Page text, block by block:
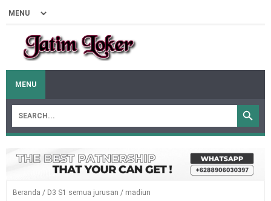
MENU
Beranda / D3 S1 semua jurusan / madiun